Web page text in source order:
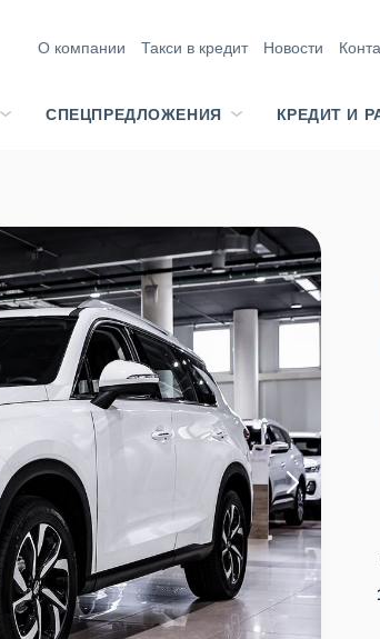
О компании Такси в кредит Новости
СПЕЦПРЕДЛОЖЕНИЯ КРЕДИТ И